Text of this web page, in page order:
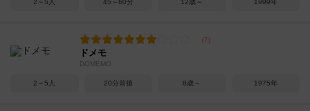
2～5人 45～60分 12歳～ 1999年
ドメモ
DOMEMO
2～5人 20分前後 8歳～ 1975年